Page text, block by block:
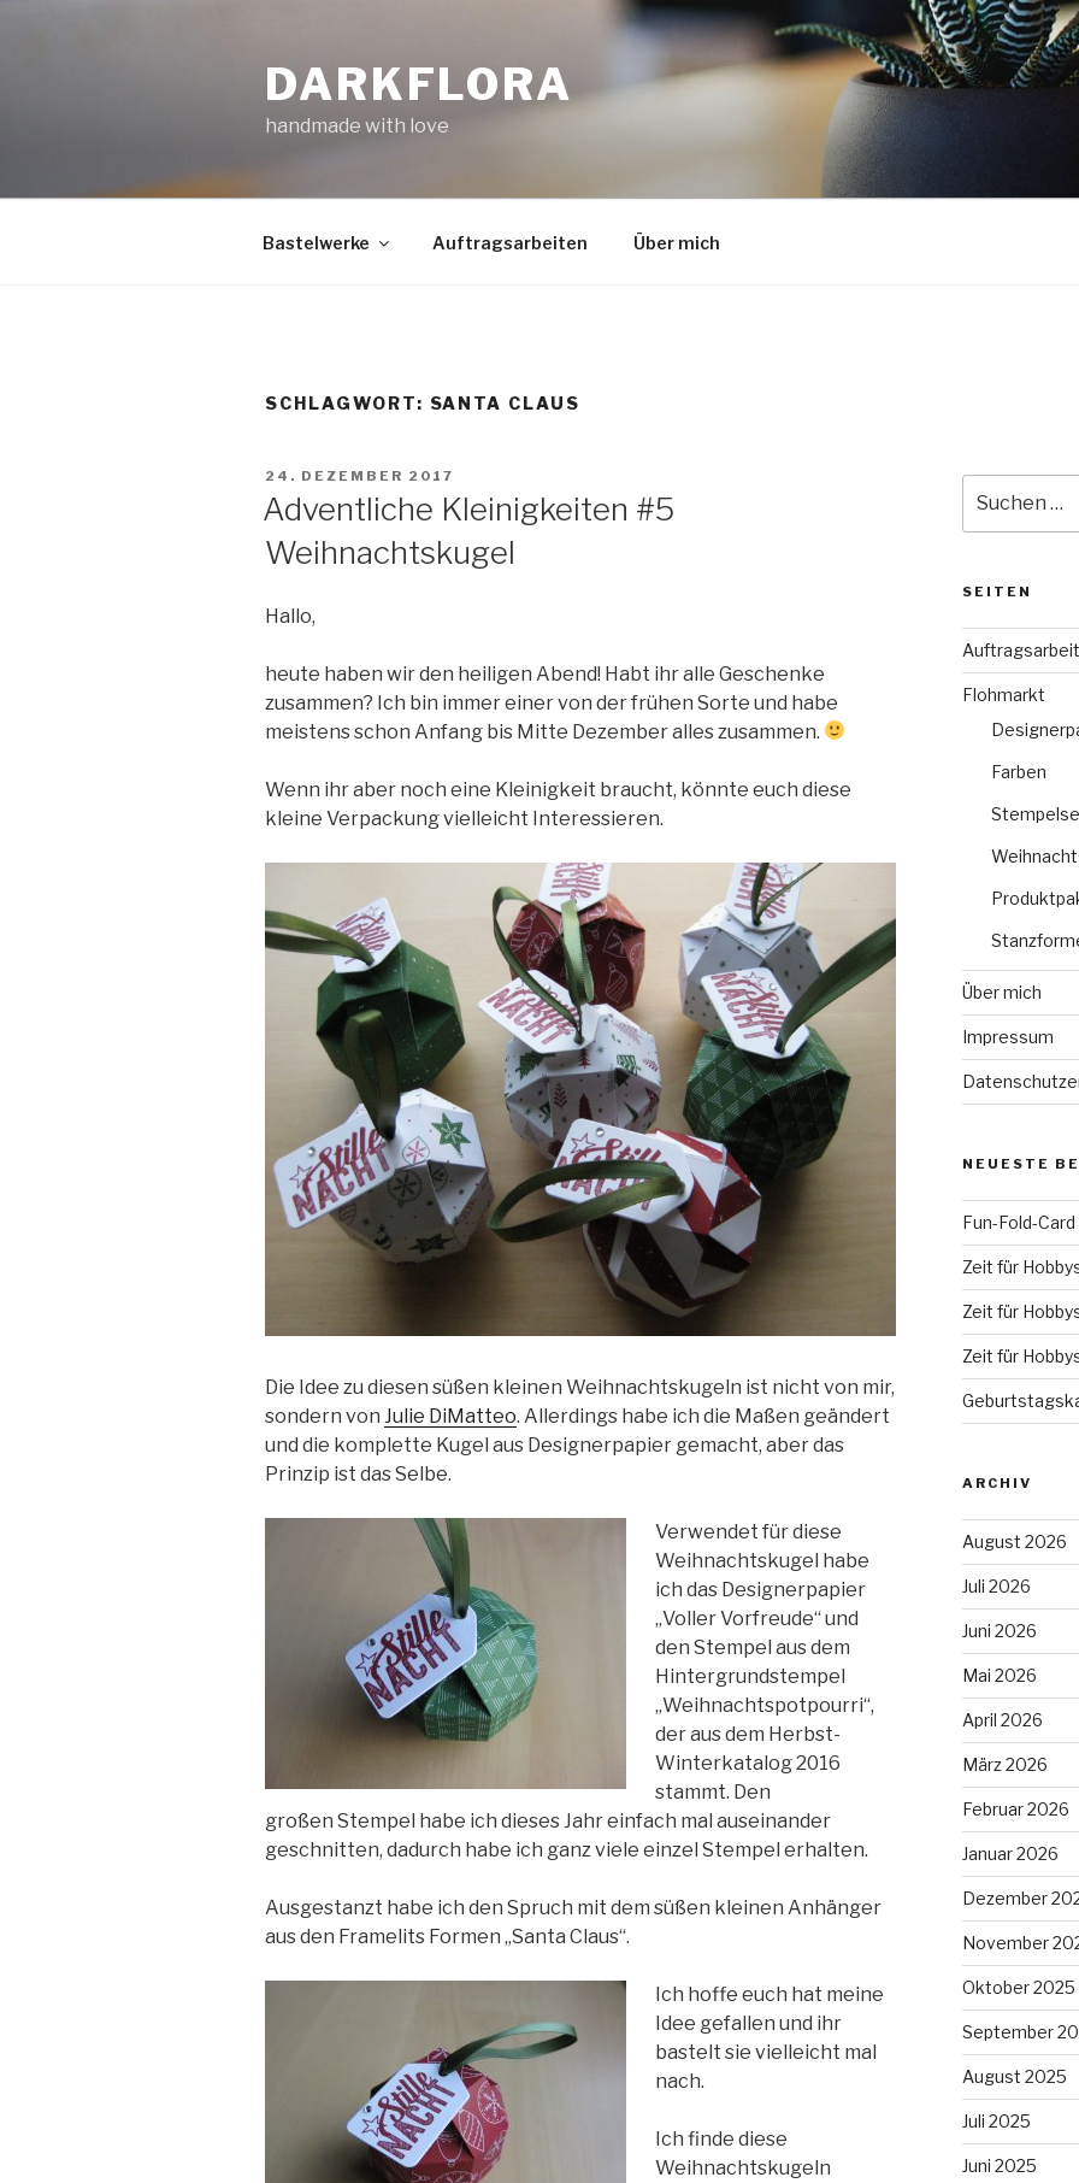
DARKFLORA
handmade with love
Bastelwerke Auftragsarbeiten Über mich
SCHLAGWORT: SANTA CLAUS
VERÖFFENTLICHT
24. DEZEMBER 2017
Adventliche Kleinigkeiten #5
Weihnachtskugel
Hallo,
heute haben wir den heiligen Abend! Habt ihr alle Geschenke
zusammen? Ich bin immer einer von der frühen Sorte und habe
meistens schon Anfang bis Mitte Dezember alles zusammen.
Wenn ihr aber noch eine Kleinigkeit braucht, könnte euch diese
kleine Verpackung vielleicht Interessieren.
Die Idee zu diesen süßen kleinen Weihnachtskugeln ist nicht von mir,
sondern von Julie DiMatteo. Allerdings habe ich die Maßen geändert
und die komplette Kugel aus Designerpapier gemacht, aber das
Prinzip ist das Selbe.
Verwendet für diese
Weihnachtskugel habe
ich das Designerpapier
„Voller Vorfreude“ und
den Stempel aus dem
Hintergrundstempel
„Weihnachtspotpourri“,
der aus dem Herbst-
Winterkatalog 2016
stammt. Den
großen Stempel habe ich dieses Jahr einfach mal auseinander
geschnitten, dadurch habe ich ganz viele einzel Stempel erhalten.
Ausgestanzt habe ich den Spruch mit dem süßen kleinen Anhänger
aus den Framelits Formen „Santa Claus“.
Ich hoffe euch hat meine
Idee gefallen und ihr
bastelt sie vielleicht mal
nach.
Ich finde diese
Weihnachtskugeln
nach:
SEITEN
Flohmarkt
Farben
Über mich
Impressum
NEUESTE
Fun-Fold-
Zeit für
Zeit für
Zeit für
ARCHIV
August 2026
Juli 2026
Juni 2026
Mai 2026
April 2026
März 2026
Februar 2026
Januar 2026
Dezember
November
Oktober 2025
September
August 2025
Juli 2025
Juni 2025